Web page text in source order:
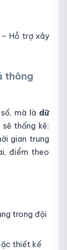
Hỗ trợ xây
thông
mà là dữ
sẽ thống kê:
gian trung
điểm theo
trong đội
thiết kế